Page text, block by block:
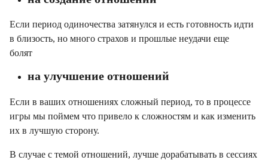
Если период одиночества затянулся и есть готовность идти
в близость, но много страхов и прошлые неудачи еще
болят⠀
на улучшение отношений
Если в ваших отношениях сложный период, то в процессе
игры мы поймем что привело к сложностям и как изменить
их в лучшую сторону.
В случае с темой отношений, лучше дорабатывать в сессиях